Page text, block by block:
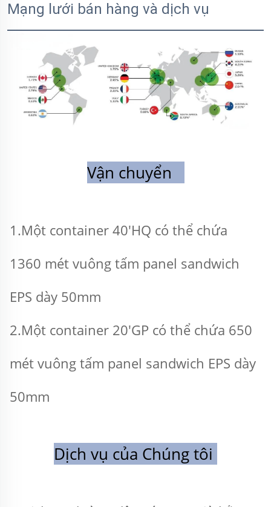
Mạng lưới bán hàng và dịch vụ
Vận chuyển
1.Một container 40'HQ có thể chứa
1360 mét vuông tấm panel sandwich
EPS dày 50mm
2.Một container 20'GP có thể chứa 650
mét vuông tấm panel sandwich EPS dày
50mm
Dịch vụ của Chúng tôi